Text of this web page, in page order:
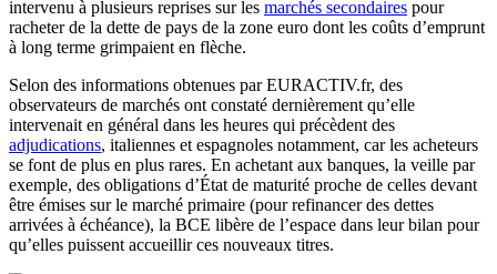
intervenu à plusieurs reprises sur les marchés secondaires pour
racheter de la dette de pays de la zone euro dont les coûts d’emprunt
à long terme grimpaient en flèche.
Selon des informations obtenues par EURACTIV.fr, des
observateurs de marchés ont constaté dernièrement qu’elle
intervenait en général dans les heures qui précèdent des
adjudications, italiennes et espagnoles notamment, car les acheteurs
se font de plus en plus rares. En achetant aux banques, la veille par
exemple, des obligations d’État de maturité proche de celles devant
être émises sur le marché primaire (pour refinancer des dettes
arrivées à échéance), la BCE libère de l’espace dans leur bilan pour
qu’elles puissent accueillir ces nouveaux titres.